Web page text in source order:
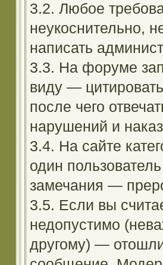
3.2. Любое
неукоснительно,
написать
3.3. На форуме
виду —
после чего
нарушений и
3.4. На сайте
один
замечания —
3.5. Если вы
недопустимо
другому) —